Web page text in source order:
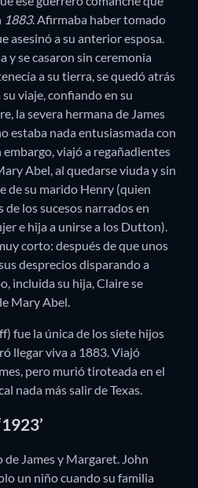
1883. Afirmaba haber tomado
asesinó a su anterior esposa.
y se casaron sin ceremonia
a su tierra, se quedó atrás
viaje, confiando en su
la severa hermana de James
estaba nada entusiasmada con
embargo, viajó a regañadientes
Abel, al quedarse viuda y sin
de su marido Henry (quien
los sucesos narrados en
e hija a unirse a los Dutton).
corto: después de que unos
desprecios disparando a
incluida su hija, Claire se
Mary Abel.
fue la única de los siete hijos
llegar viva a 1883. Viajó
pero murió tiroteada en el
nada más salir de Texas.
James y Margaret. John
un niño cuando su familia